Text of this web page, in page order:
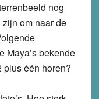
nog
om naar de
Maya’s bekende
plus één horen?